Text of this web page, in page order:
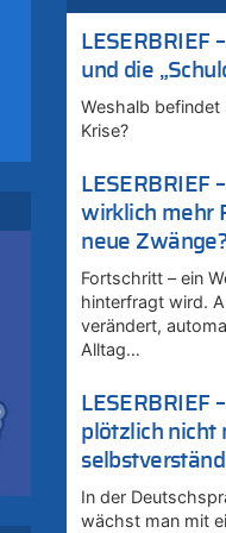
LESERBRIEF
und die
Weshalb befindet
Krise?
LESERBRIEF
wirklich mehr
neue
Fortschritt – ein
hinterfragt wird.
verändert,
Alltag…
LESERBRIEF
plötzlich nicht
In der
wächst man mit